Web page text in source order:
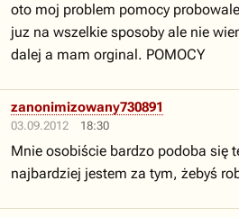
oto moj problem pomocy
juz na wszelkie sposoby ale nie
dalej a mam orginal. POMOCY
03.09.2012 18:30
zanonimizowany730891
Mnie osobiście bardzo podoba się
najbardziej jestem za tym, żebyś